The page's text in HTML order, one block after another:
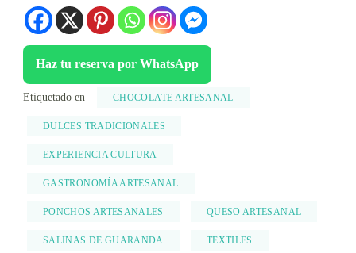
Haz tu reserva por WhatsApp
Etiquetado en CHOCOLATE ARTESANAL
DULCES TRADICIONALES
EXPERIENCIA CULTURA
GASTRONOMÍA ARTESANAL
PONCHOS ARTESANALES QUESO ARTESANAL
SALINAS DE GUARANDA TEXTILES